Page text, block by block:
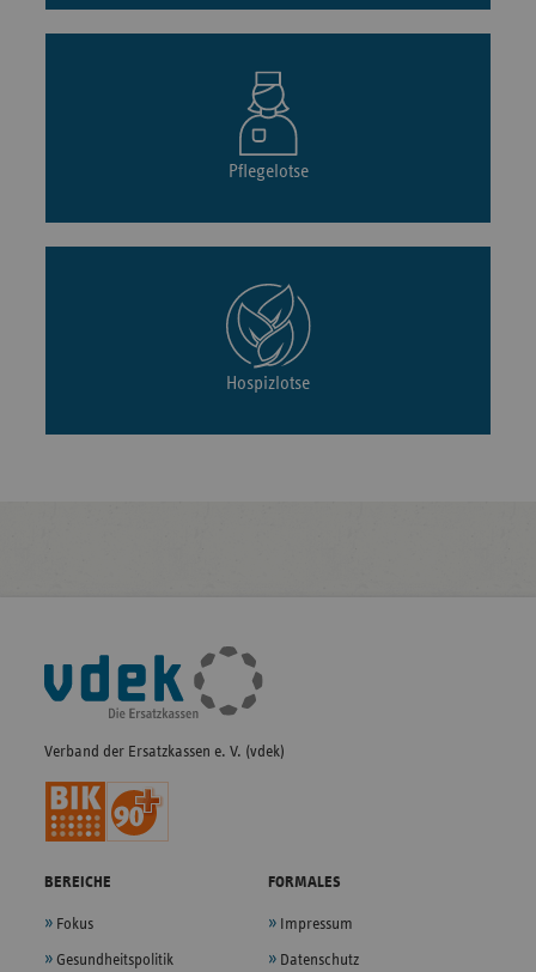
Pflegelotse
Hospizlotse
Fußleisten-
Navigation
Verband der Ersatzkassen e. V. (vdek)
BEREICHE
Fokus
Gesundheitspolitik
FORMALES
Impressum
Datenschutz